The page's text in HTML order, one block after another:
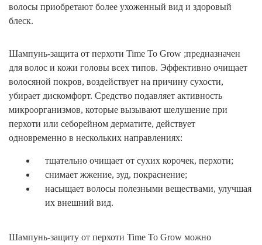
волосы приобретают более ухоженный вид и здоровый
блеск.
Шампунь-защита от перхоти Time To Grow ;предназначен
для волос и кожи головы всех типов. Эффективно очищает
волосяной покров, воздействует на причину сухости,
убирает дискомфорт. Средство подавляет активность
микроорганизмов, которые вызывают шелушение при
перхоти или себорейном дерматите, действует
одновременно в нескольких направлениях:
тщательно очищает от сухих корочек, перхоти;
снимает жжение, зуд, покраснение;
насыщает волосы полезными веществами, улучшая
их внешний вид.
Шампунь-защиту от перхоти Time To Grow можно